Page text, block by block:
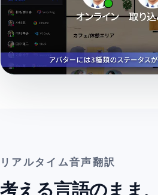
リアルタイム音声翻訳
考える言語のまま